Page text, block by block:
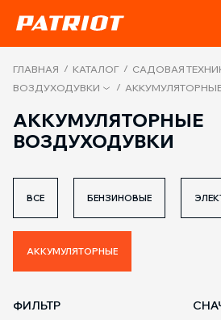
ГЛАВНАЯ / КАТАЛОГ / САДОВАЯ
ВОЗДУХОДУВКИ
/
АККУМУЛЯТОРНЫЕ
ВОЗДУХОДУВКИ
ВСЕ БЕНЗИНОВЫЕ
АККУМУЛЯТОРНЫЕ
ФИЛЬТР